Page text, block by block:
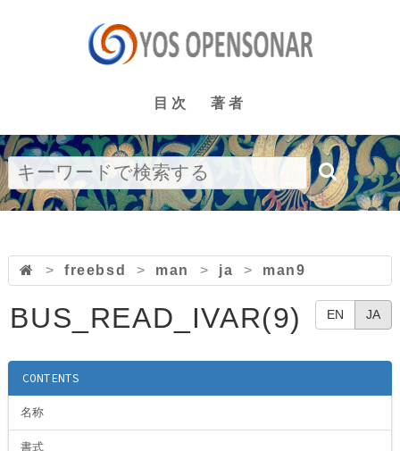
目次 著者
> freebsd > man > ja > man9
EN JA
BUS_READ_IVAR(9)
CONTENTS
名称
書式